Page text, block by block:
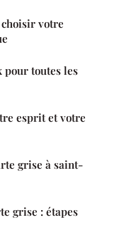
votre
pour toutes les
esprit et votre
grise à saint-
grise : étapes